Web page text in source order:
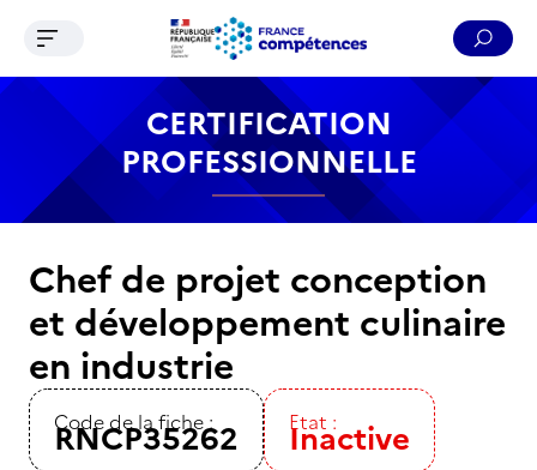
Contenu Recherche Menu Pied de page
Ouvrir le menu de navigation
CERTIFICATION
PROFESSIONNELLE
Chef de projet conception
et développement culinaire
en industrie
Code de la fiche :
RNCP35262 Etat :
Inactive